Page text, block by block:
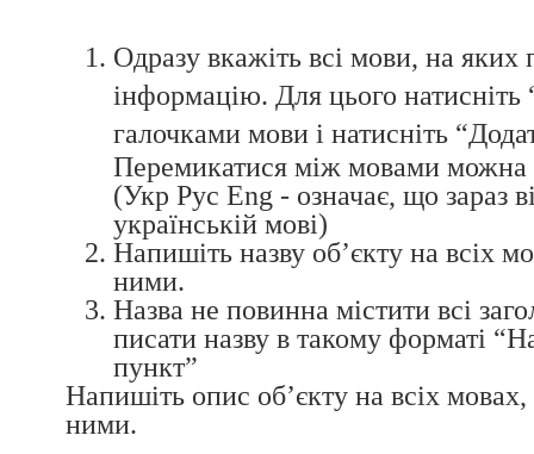
Одразу вкажіть всі мови, на яких
інформацію. Для цього натисніть
галочками мови і натисніть
Перемикатися між мовами можна
(Укр Рус Eng - означає, що зараз
українській мові)
Напишіть назву об’єкту на всіх
ними.
Назва не повинна містити всі
писати назву в такому форматі
пункт”
Напишіть опис об’єкту на всіх
ними.